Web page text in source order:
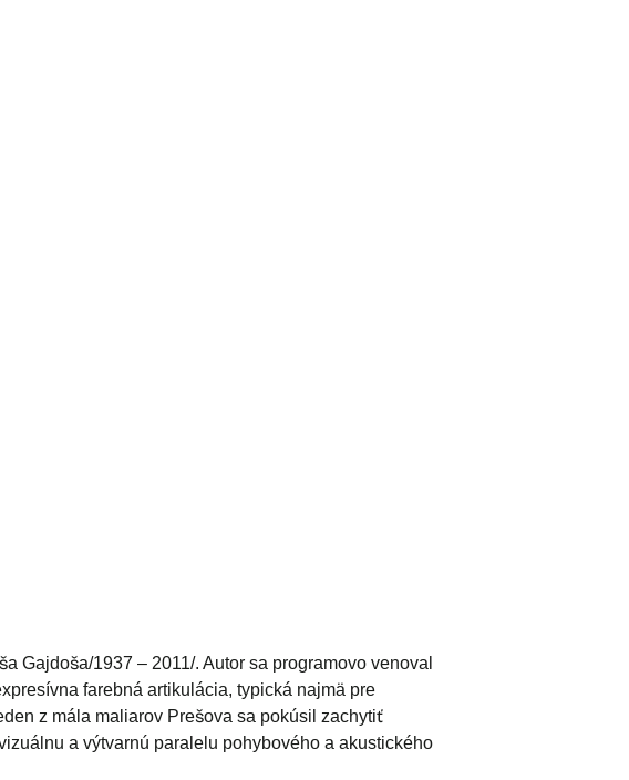
Gajdoša/1937 – 2011/. Autor sa programovo venoval
farebná artikulácia, typická najmä pre
z mála maliarov Prešova sa pokúsil zachytiť
a výtvarnú paralelu pohybového a akustického